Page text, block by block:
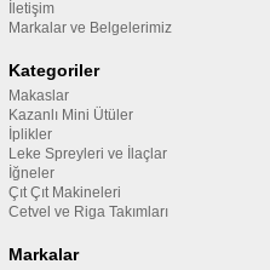
İletişim
Markalar ve Belgelerimiz
Kategoriler
Makaslar
Kazanlı Mini Ütüler
İplikler
Leke Spreyleri ve İlaçlar
İğneler
Çıt Çıt Makineleri
Cetvel ve Riga Takımları
Markalar